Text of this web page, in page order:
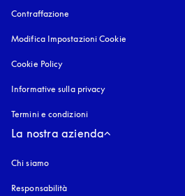
Contraffazione
Modifica Impostazioni Cookie
Cookie Policy
Informative sulla privacy
Termini e condizioni
La nostra azienda
Chi siamo
Responsabilità